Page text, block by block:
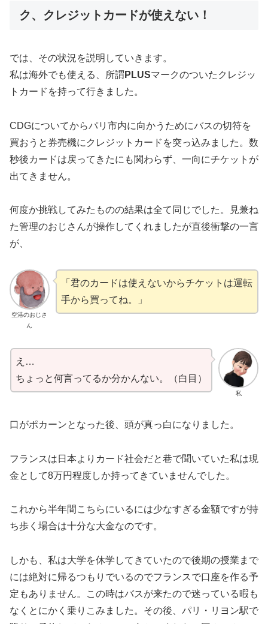
ク、クレジットカードが使えない！
では、その状況を説明していきます。
私は海外でも使える、所謂 PLUSマークのついたクレジッ
トカードを持って行きました。
CDGについてからパリ市内に向かうためにバスの切符を
買おうと券売機にクレジットカードを突っ込みました。数
秒後カードは戻ってきたにも関わらず、一向にチケットが
出てきません。
何度か挑戦してみたものの結果は全て同じでした。見兼ね
た管理のおじさんが操作してくれましたが直後衝撃の一言
が、
空港のおじさ
ん
「君のカードは使えないからチケットは運転
手から買ってね。」
私
え…
ちょっと何言ってるか分かんない。（白目）
口がポカーンとなった後、頭が真っ白になりました。
フランスは日本よりカード社会だと巷で聞いていた私は現
金として8万円程度しか持ってきていませんでした。
これから半年間こちらにいるには少なすぎる金額ですが持
ち歩く場合は十分な大金なのです。
しかも、私は大学を休学してきていたので後期の授業まで
には絶対に帰るつもりでいるのでフランスで口座を作る予
定もありません。この時はバスが来たので迷っている暇も
なくとにかく乗りこみました。その後、パリ・リヨン駅で